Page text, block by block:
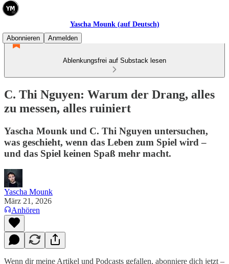
Yascha Mounk (auf Deutsch)
Abonnieren
Anmelden
Ablenkungsfrei auf Substack lesen
C. Thi Nguyen: Warum der Drang, alles
zu messen, alles ruiniert
Yascha Mounk und C. Thi Nguyen untersuchen,
was geschieht, wenn das Leben zum Spiel wird –
und das Spiel keinen Spaß mehr macht.
Yascha Mounk
März 21, 2026
Anhören
Wenn dir meine Artikel und Podcasts gefallen, abonniere dich jetzt –